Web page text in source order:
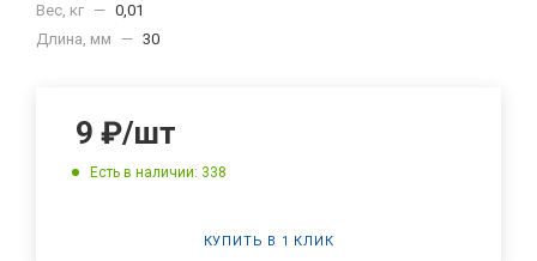
Вес, кг — 0,01
Длина, мм
— 30
9 ₽/шт
Есть в наличии: 338
КУПИТЬ В 1 КЛИК